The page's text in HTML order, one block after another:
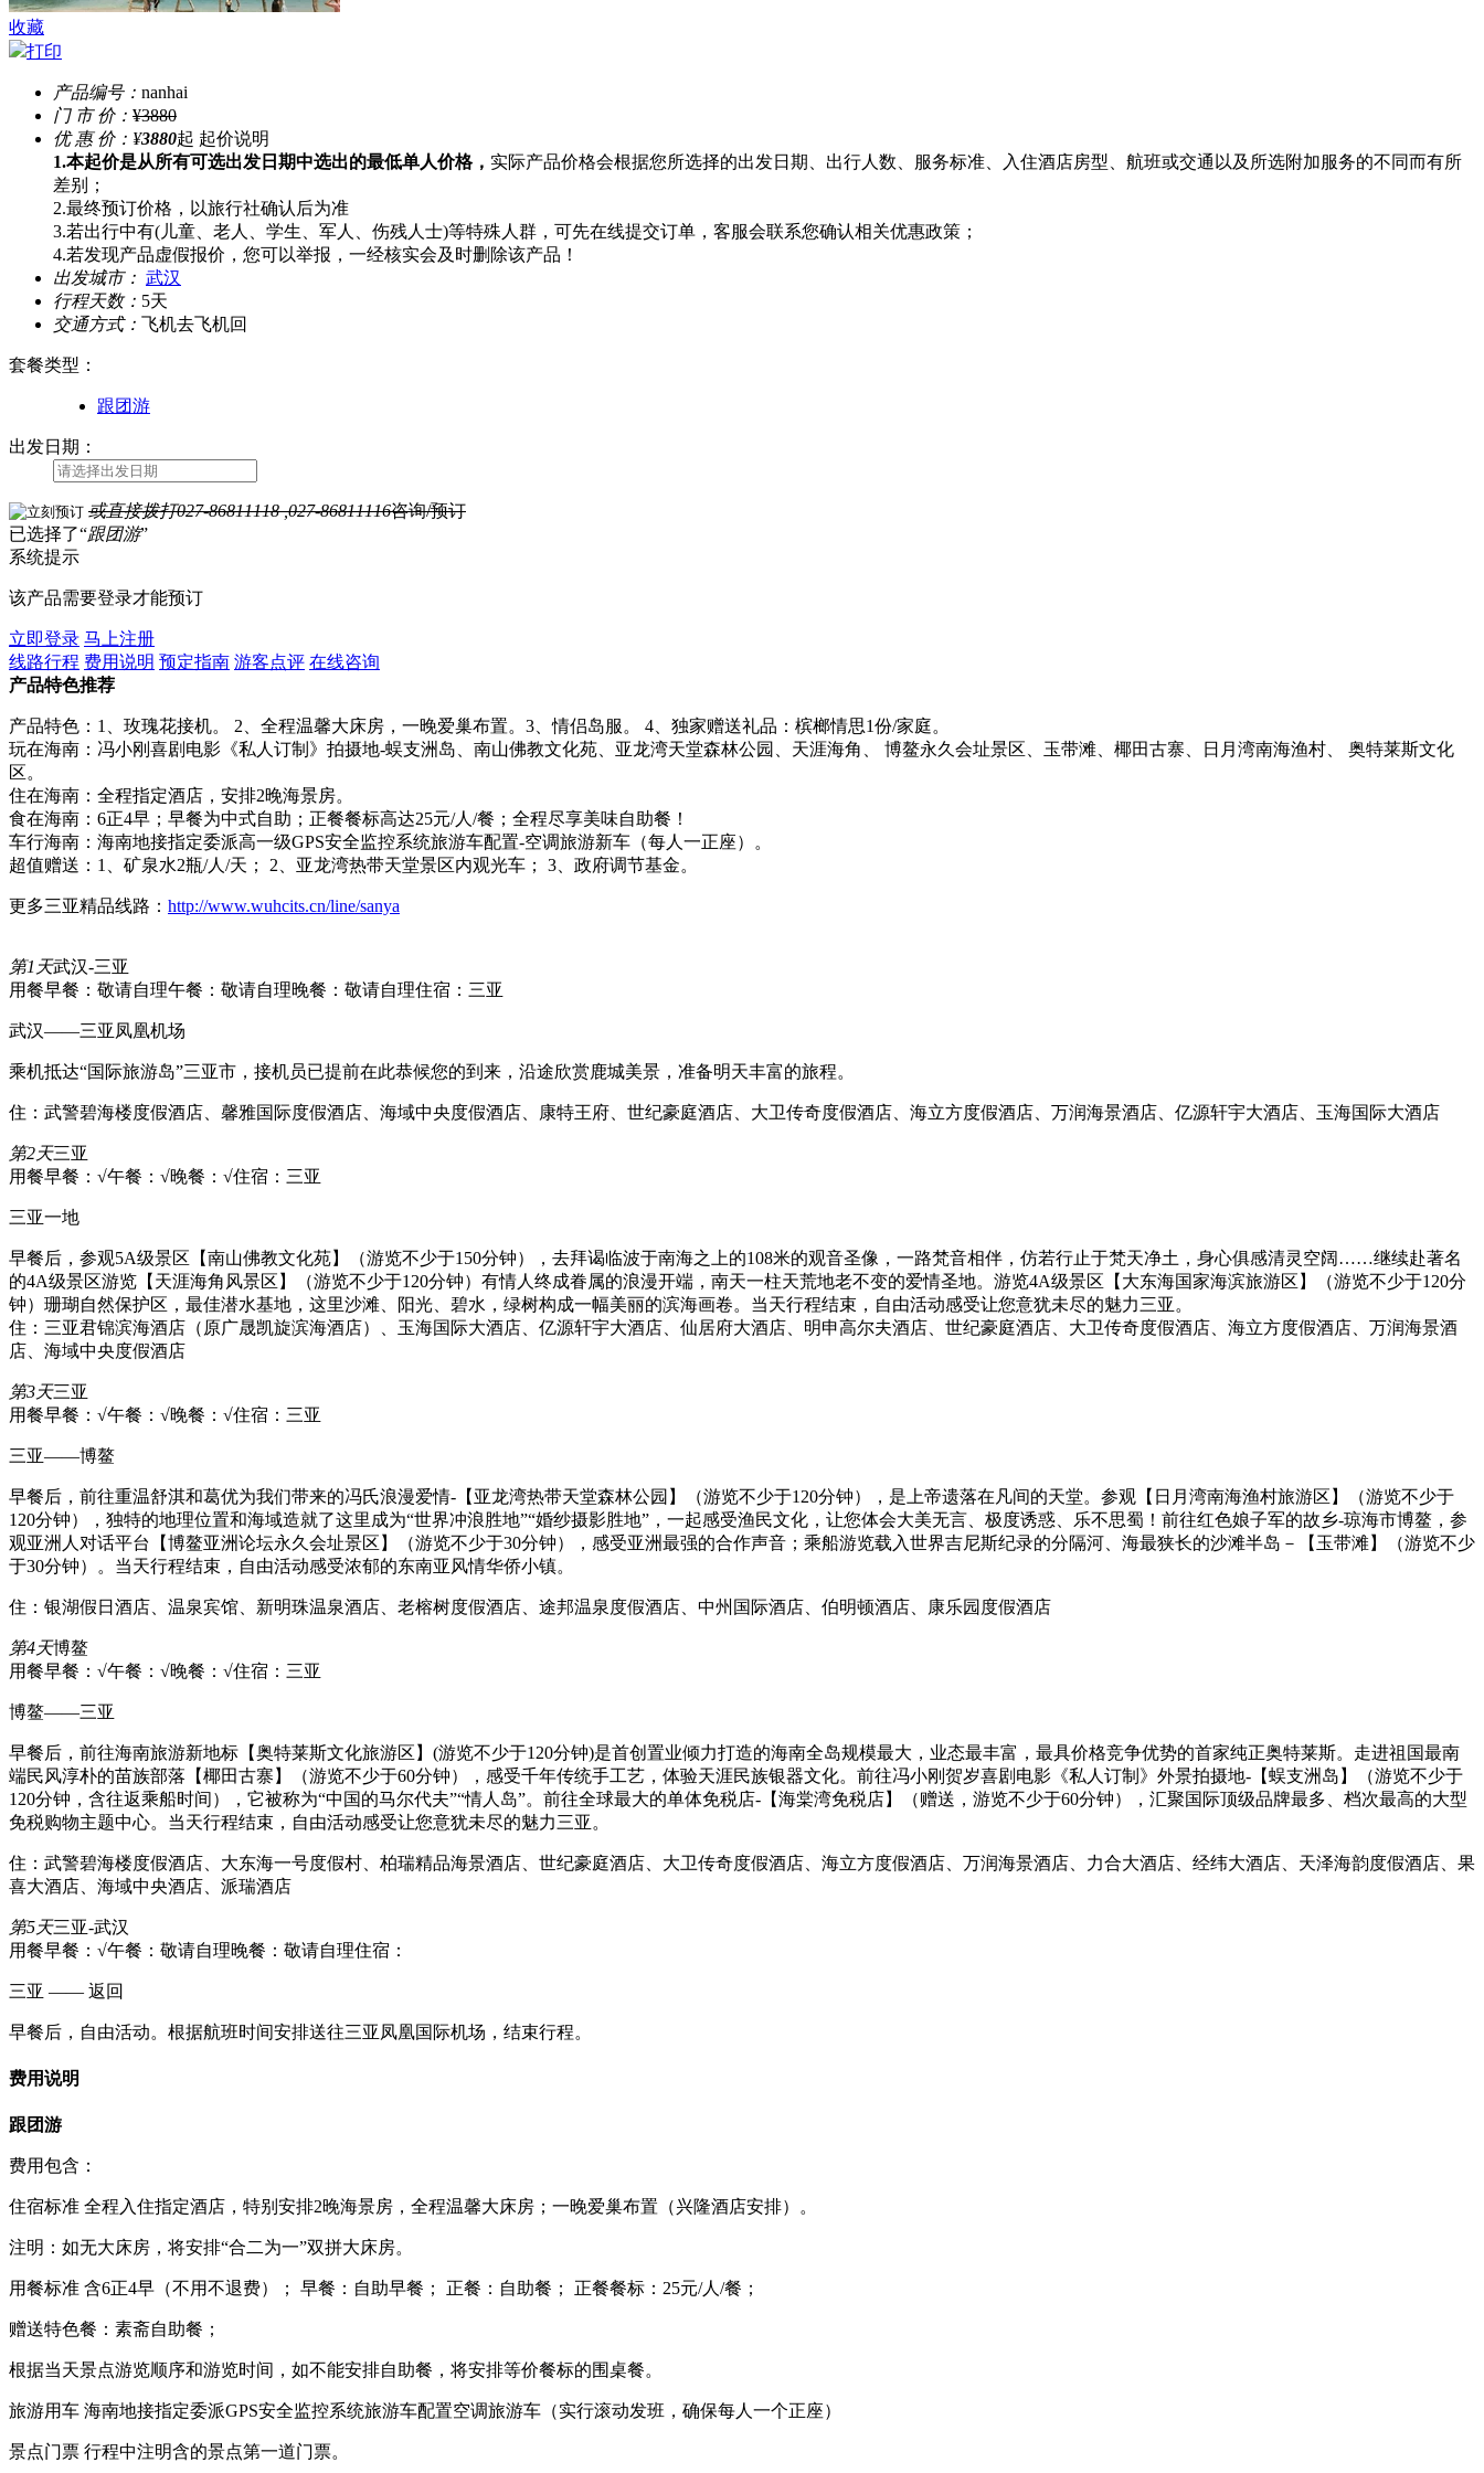
收藏
打印
产品编号： nanhai
门 市 价： ¥3880
优 惠 价： ¥3880起 起价说明
1.本起价是从所有可选出发日期中选出的最低单人价格， 实际产品价格会根据您所选择的出发日期、出行人数、服务标准、入住酒店房型、航班或交通以及所选附加服务的不同而有所
差别；
2.最终预订价格，以旅行社确认后为准
3.若出行中有(儿童、老人、学生、军人、伤残人士)等特殊人群，可先在线提交订单，客服会联系您确认相关优惠政策；
4.若发现产品虚假报价，您可以举报，一经核实会及时删除该产品！
出发城市： 武汉
行程天数： 5天
交通方式： 飞机去飞机回
套餐类型 ：
跟团游
出发日期：
或直接拨打027-86811118 ,027-86811116咨询/预订
已选择了“跟团游”
系统提示
该产品需要登录才能预订
立即登录 马上注册
线路行程 费用说明 预定指南 游客点评 在线咨询
产品特色推荐
产品特色：1、玫瑰花接机。 2、全程温馨大床房，一晚爱巢布置。3、情侣岛服。 4、独家赠送礼品：槟榔情思1份/家庭。
玩在海南：冯小刚喜剧电影《私人订制》拍摄地-蜈支洲岛、南山佛教文化苑、亚龙湾天堂森林公园、天涯海角、 博鳌永久会址景区、玉带滩、椰田古寨、日月湾南海渔村、 奥特莱斯文化
区。
住在海南：全程指定酒店，安排2晚海景房。
食在海南：6正4早；早餐为中式自助；正餐餐标高达25元/人/餐；全程尽享美味自助餐！
车行海南：海南地接指定委派高一级GPS安全监控系统旅游车配置-空调旅游新车（每人一正座）。
超值赠送：1、矿泉水2瓶/人/天； 2、亚龙湾热带天堂景区内观光车； 3、政府调节基金。
更多三亚精品线路： http://www.wuhcits.cn/line/sanya
第1天武汉-三亚
用餐早餐：敬请自理午餐：敬请自理晚餐：敬请自理住宿：三亚
武汉——三亚凤凰机场
乘机抵达“国际旅游岛”三亚市，接机员已提前在此恭候您的到来，沿途欣赏鹿城美景，准备明天丰富的旅程。
住：武警碧海楼度假酒店、馨雅国际度假酒店、海域中央度假酒店、康特王府、世纪豪庭酒店、大卫传奇度假酒店、海立方度假酒店、万润海景酒店、亿源轩宇大酒店、玉海国际大酒店
第2天三亚
用餐早餐：√午餐：√晚餐：√住宿：三亚
三亚一地
早餐后，参观5A级景区【南山佛教文化苑】（游览不少于150分钟），去拜谒临波于南海之上的108米的观音圣像，一路梵音相伴，仿若行止于梵天净土，身心俱感清灵空阔……继续赴著名
的4A级景区游览【天涯海角风景区】（游览不少于120分钟）有情人终成眷属的浪漫开端，南天一柱天荒地老不变的爱情圣地。游览4A级景区【大东海国家海滨旅游区】（游览不少于120分
钟）珊瑚自然保护区，最佳潜水基地，这里沙滩、阳光、碧水，绿树构成一幅美丽的滨海画卷。当天行程结束，自由活动感受让您意犹未尽的魅力三亚。
住：三亚君锦滨海酒店（原广晟凯旋滨海酒店）、玉海国际大酒店、亿源轩宇大酒店、仙居府大酒店、明申高尔夫酒店、世纪豪庭酒店、大卫传奇度假酒店、海立方度假酒店、万润海景酒
店、海域中央度假酒店
第3天三亚
用餐早餐：√午餐：√晚餐：√住宿：三亚
三亚——博鳌
早餐后，前往重温舒淇和葛优为我们带来的冯氏浪漫爱情-【亚龙湾热带天堂森林公园】（游览不少于120分钟），是上帝遗落在凡间的天堂。参观【日月湾南海渔村旅游区】（游览不少于
120分钟），独特的地理位置和海域造就了这里成为“世界冲浪胜地”“婚纱摄影胜地”，一起感受渔民文化，让您体会大美无言、极度诱惑、乐不思蜀！前往红色娘子军的故乡-琼海市博鳌，参
观亚洲人对话平台【博鳌亚洲论坛永久会址景区】（游览不少于30分钟），感受亚洲最强的合作声音；乘船游览载入世界吉尼斯纪录的分隔河、海最狭长的沙滩半岛－【玉带滩】（游览不少
于30分钟）。当天行程结束，自由活动感受浓郁的东南亚风情华侨小镇。
住：银湖假日酒店、温泉宾馆、新明珠温泉酒店、老榕树度假酒店、途邦温泉度假酒店、中州国际酒店、伯明顿酒店、康乐园度假酒店
第4天博鳌
用餐早餐：√午餐：√晚餐：√住宿：三亚
博鳌——三亚
早餐后，前往海南旅游新地标【奥特莱斯文化旅游区】(游览不少于120分钟)是首创置业倾力打造的海南全岛规模最大，业态最丰富，最具价格竞争优势的首家纯正奥特莱斯。走进祖国最南
端民风淳朴的苗族部落【椰田古寨】（游览不少于60分钟），感受千年传统手工艺，体验天涯民族银器文化。前往冯小刚贺岁喜剧电影《私人订制》外景拍摄地-【蜈支洲岛】（游览不少于
120分钟，含往返乘船时间），它被称为“中国的马尔代夫”“情人岛”。前往全球最大的单体免税店-【海棠湾免税店】（赠送，游览不少于60分钟），汇聚国际顶级品牌最多、档次最高的大型
免税购物主题中心。当天行程结束，自由活动感受让您意犹未尽的魅力三亚。
住：武警碧海楼度假酒店、大东海一号度假村、柏瑞精品海景酒店、世纪豪庭酒店、大卫传奇度假酒店、海立方度假酒店、万润海景酒店、力合大酒店、经纬大酒店、天泽海韵度假酒店、果
喜大酒店、海域中央酒店、派瑞酒店
第5天三亚-武汉
用餐早餐：√午餐：敬请自理晚餐：敬请自理住宿：
三亚 —— 返回
早餐后，自由活动。根据航班时间安排送往三亚凤凰国际机场，结束行程。
费用说明
跟团游
费用包含：
住宿标准 全程入住指定酒店，特别安排2晚海景房，全程温馨大床房；一晚爱巢布置（兴隆酒店安排）。
注明：如无大床房，将安排“合二为一”双拼大床房。
用餐标准 含6正4早（不用不退费）； 早餐：自助早餐； 正餐：自助餐； 正餐餐标：25元/人/餐；
赠送特色餐：素斋自助餐；
根据当天景点游览顺序和游览时间，如不能安排自助餐，将安排等价餐标的围桌餐。
旅游用车 海南地接指定委派GPS安全监控系统旅游车配置空调旅游车（实行滚动发班，确保每人一个正座）
景点门票 行程中注明含的景点第一道门票。